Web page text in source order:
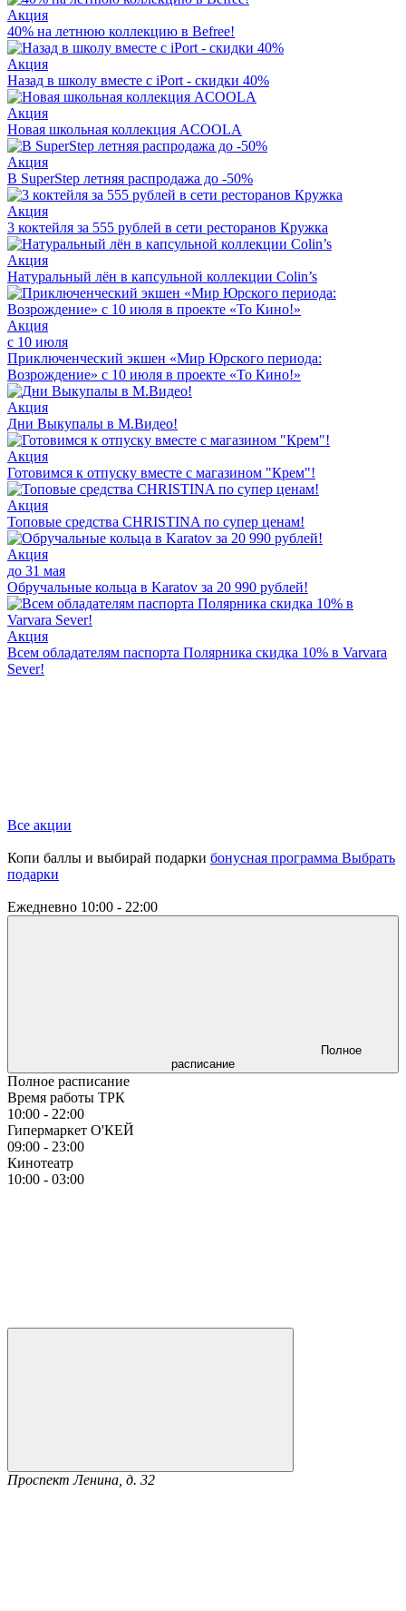
Акция
40% на летнюю коллекцию в Befree!
Акция
Назад в школу вместе с iPort - скидки 40%
Акция
Новая школьная коллекция ACOOLA
Акция
В SuperStep летняя распродажа до -50%
Акция
3 коктейля за 555 рублей в сети ресторанов Кружка
Акция
Натуральный лён в капсульной коллекции Colin’s
Акция
с 10 июля
Приключенческий экшен «Мир Юрского периода:
Возрождение» с 10 июля в проекте «То Кино!»
Акция
Дни Выкупалы в М.Видео!
Акция
Готовимся к отпуску вместе с магазином "Крем"!
Акция
Топовые средства CHRISTINA по супер ценам!
Акция
до 31 мая
Обручальные кольца в Karatov за 20 990 рублей!
Акция
Всем обладателям паспорта Полярника скидка 10% в Varvara
Sever!
Все акции
Копи баллы и выбирай подарки бонусная программа Выбрать
подарки
Ежедневно 10:00 - 22:00
Полное
расписание
Полное расписание
Время работы ТРК
10:00 - 22:00
Гипермаркет О'КЕЙ
09:00 - 23:00
Кинотеатр
10:00 - 03:00
Проспект Ленина, д. 32